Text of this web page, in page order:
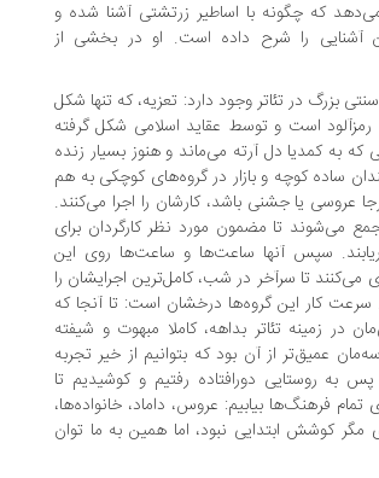
چگونه با اساطیر زرتشتی آشنا شده و
را شرح داده است. او در بخشی از
در تئاتر وجود دارد: تعزیه، که تنها شکل
است و توسط عقاید اسلامی شکل گرفته
دل آرته می‌ماند و هنوز بسیار زنده
کوچه و بازار در گروه‌های کوچکی به هم
یا جشنی باشد، کارشان را اجرا می‌کنند.
تا مضمون مورد نظر کارگردان برای
سپس آنها ساعت‌ها و ساعت‌ها روی این
تا سرآخر در شب، کامل‌ترین اجرایشان را
این گروه‌ها درخشان است: تا آنجا که
تئاتر بداهه، کاملا مبهوت و شیفته
از آن بود که بتوانیم از خیر تجربه
دورافتاده رفتیم و کوشیدیم تا
بیابیم: عروس، داماد، خانواده‌ها،
ابتدایی نبود، اما همین به ما توان